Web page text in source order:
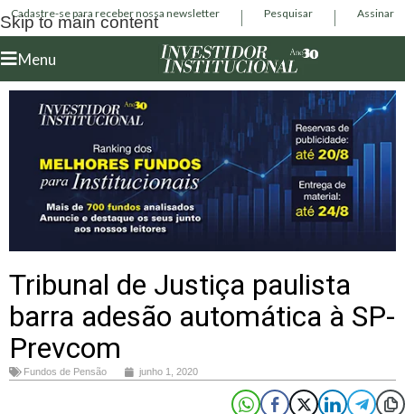
Skip to main content
Cadastre-se para receber nossa newsletter Pesquisar Assinar
Menu
Tribunal de Justiça paulista
barra adesão automática à SP-
Prevcom
Fundos de Pensão junho 1, 2020